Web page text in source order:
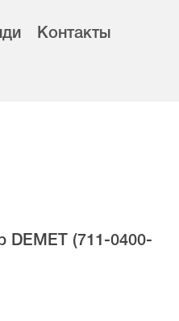
Контакты
DEMET (711-0400-